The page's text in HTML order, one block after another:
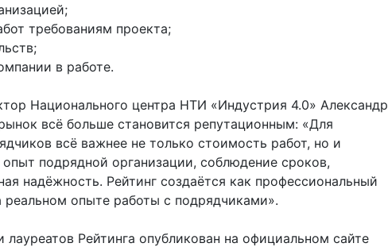
требованиям проекта;
в работе.
Национального центра НТИ «Индустрия 4.0» Александр
всё больше становится репутационным: «Для
всё важнее не только стоимость работ, но и
подрядной организации, соблюдение сроков,
надёжность. Рейтинг создаётся как профессиональный
опыте работы с подрядчиками».
Рейтинга опубликован на официальном сайте